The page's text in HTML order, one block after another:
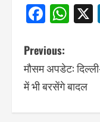
Previous:
मौसम अपडेट:
में भी बरसेंगे बादल